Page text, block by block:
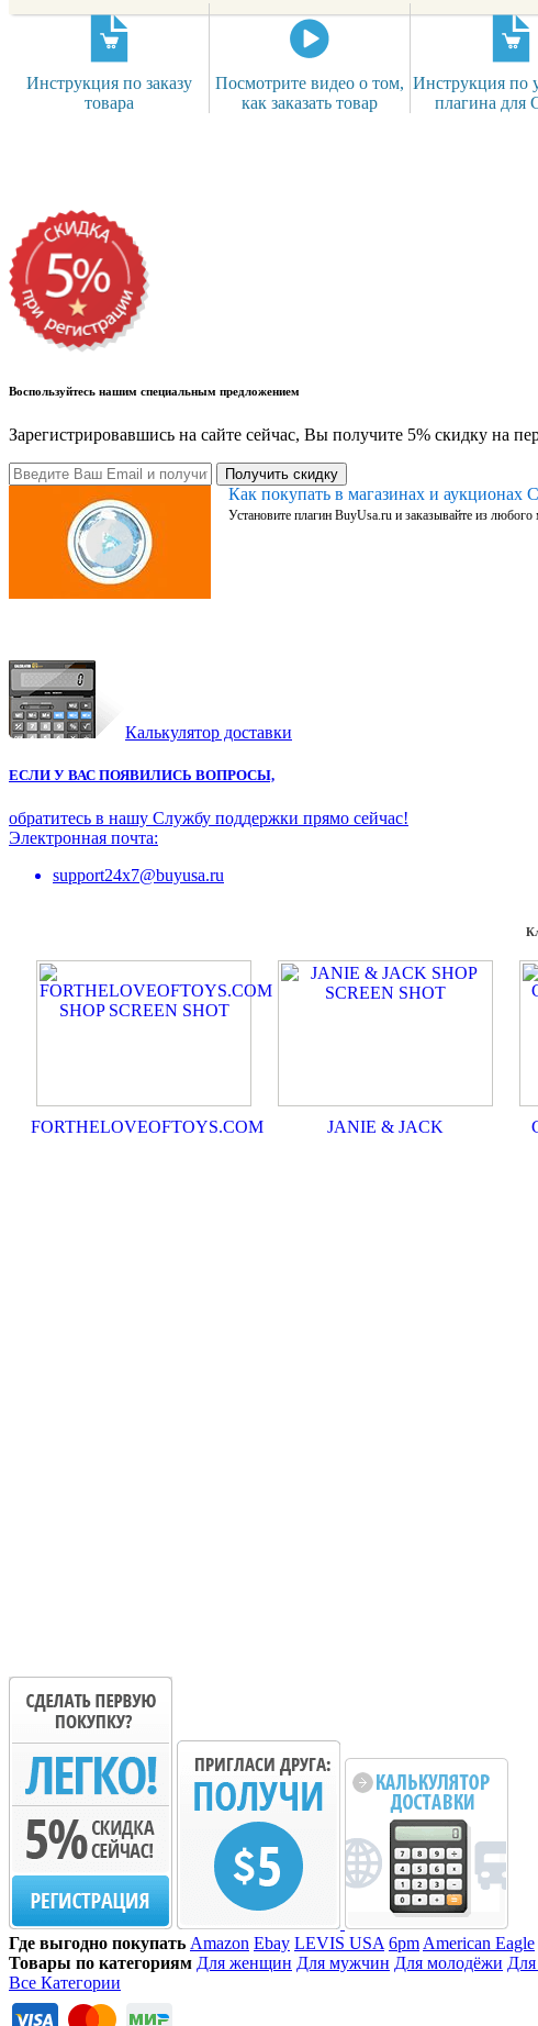
Инструкция по заказу
товара
Посмотрите видео о том,
как заказать товар
Инструкция по
плагина для
Воспользуйтесь нашим специальным предложением
Зарегистрировавшись на сайте сейчас, Вы получите 5% скидку на
Получить скидку
Как покупать в магазинах и
Установите плагин BuyUsa.ru и заказывайте из любого
Калькулятор доставки
ЕСЛИ У ВАС ПОЯВИЛИСЬ ВОПРОСЫ,
обратитесь в нашу Службу поддержки прямо сейчас!
Электронная почта:
support24x7@buyusa.ru
FORTHELOVEOFTOYS.COM JANIE & JACK
Где выгодно покупать Amazon Ebay LEVIS USA 6pm American Eagle
Товары по категориям Для женщин Для мужчин Для молодёжи Для
Все Категории